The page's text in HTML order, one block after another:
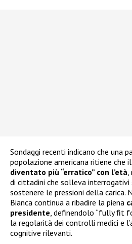
Sondaggi recenti indicano che una
popolazione americana ritiene che il
diventato più “erratico” con l’età
di cittadini che solleva interrogativi
sostenere le pressioni della carica.
Bianca continua a ribadire la piena
presidente , definendolo “fully fit
la regolarità dei controlli medici e
cognitive rilevanti.